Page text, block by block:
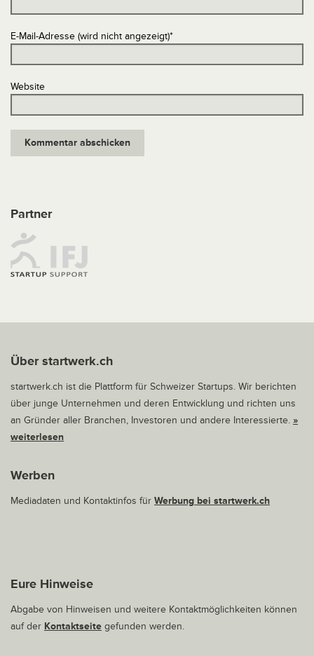
E-Mail-Adresse (wird nicht angezeigt)*
Website
Partner
Über startwerk.ch
startwerk.ch ist die Plattform für Schweizer Startups. Wir berichten
über junge Unternehmen und deren Entwicklung und richten uns
an Gründer aller Branchen, Investoren und andere Interessierte. »
weiterlesen
Werben
Mediadaten und Kontaktinfos für Werbung bei startwerk.ch
Eure Hinweise
Abgabe von Hinweisen und weitere Kontaktmöglichkeiten können
auf der Kontaktseite gefunden werden.